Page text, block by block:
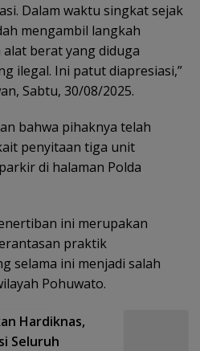
Dalam waktu singkat sejak
mengambil langkah
berat yang diduga
ilegal. Ini patut diapresiasi,”
Sabtu, 30/08/2025.
bahwa pihaknya telah
penyitaan tiga unit
di halaman Polda
ini merupakan
praktik
selama ini menjadi salah
Pohuwato.
Hardiknas,
Seluruh